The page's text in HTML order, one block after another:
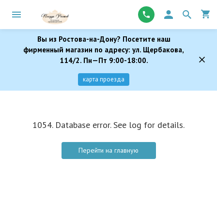
Вы из Ростова-на-Дону? Посетите наш
фирменный магазин по адресу: ул. Щербакова,
114/2. Пн—Пт 9:00-18:00.
карта проезда
1054. Database error. See log for details.
Перейти на главную